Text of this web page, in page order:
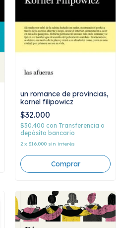
un romance de provincias,
kornel filipowicz
$32.000
$30.400 con Transferencia o
depósito bancario
2 x $16.000 sin interés